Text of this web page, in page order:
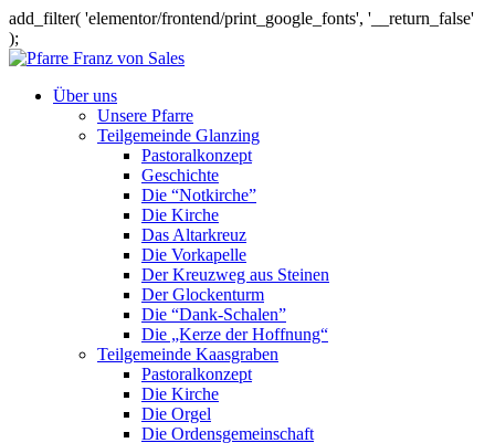
add_filter( 'elementor/frontend/print_google_fonts', '__return_false'
);
Über uns
Unsere Pfarre
Teilgemeinde Glanzing
Pastoralkonzept
Geschichte
Die “Notkirche”
Die Kirche
Das Altarkreuz
Die Vorkapelle
Der Kreuzweg aus Steinen
Der Glockenturm
Die “Dank-Schalen”
Die „Kerze der Hoffnung“
Teilgemeinde Kaasgraben
Pastoralkonzept
Die Kirche
Die Orgel
Die Ordensgemeinschaft